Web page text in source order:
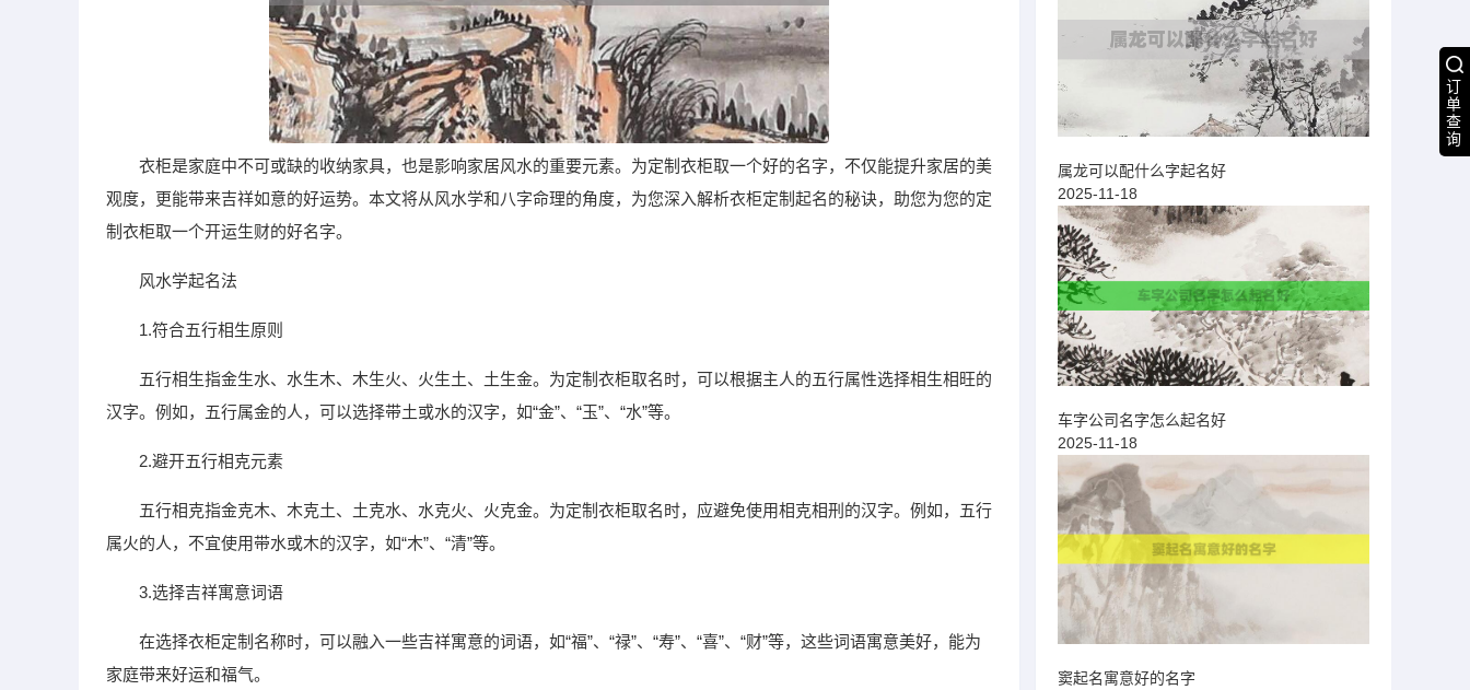
订
单
查
询
衣柜是家庭中不可或缺的收纳家具，也是影响家居风水的重要元素。为定制衣柜取一个好的名字，不仅能提升家居的美
观度，更能带来吉祥如意的好运势。本文将从风水学和八字命理的角度，为您深入解析衣柜定制起名的秘诀，助您为您的定
制衣柜取一个开运生财的好名字。
风水学起名法
1.符合五行相生原则
五行相生指金生水、水生木、木生火、火生土、土生金。为定制衣柜取名时，可以根据主人的五行属性选择相生相旺的
汉字。例如，五行属金的人，可以选择带土或水的汉字，如“金”、“玉”、“水”等。
2.避开五行相克元素
五行相克指金克木、木克土、土克水、水克火、火克金。为定制衣柜取名时，应避免使用相克相刑的汉字。例如，五行
属火的人，不宜使用带水或木的汉字，如“木”、“清”等。
3.选择吉祥寓意词语
在选择衣柜定制名称时，可以融入一些吉祥寓意的词语，如“福”、“禄”、“寿”、“喜”、“财”等，这些词语寓意美好，能为
家庭带来好运和福气。
属龙可以配什么字起名好
2025-11-18
车字公司名字怎么起名好
2025-11-18
窦起名寓意好的名字